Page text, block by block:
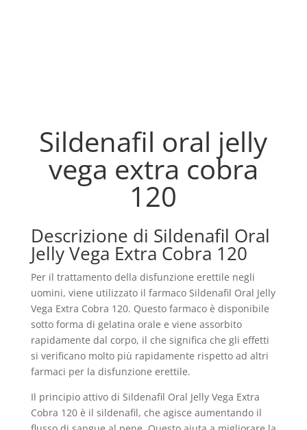
Sildenafil oral jelly
vega extra cobra
120
Descrizione di Sildenafil Oral
Jelly Vega Extra Cobra 120
Per il trattamento della disfunzione erettile negli
uomini, viene utilizzato il farmaco Sildenafil Oral Jelly
Vega Extra Cobra 120. Questo farmaco è disponibile
sotto forma di gelatina orale e viene assorbito
rapidamente dal corpo, il che significa che gli effetti
si verificano molto più rapidamente rispetto ad altri
farmaci per la disfunzione erettile.
Il principio attivo di Sildenafil Oral Jelly Vega Extra
Cobra 120 è il sildenafil, che agisce aumentando il